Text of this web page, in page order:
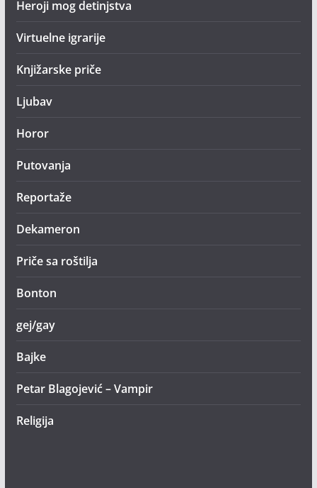
Heroji mog detinjstva
Virtuelne igrarije
Knjižarske priče
Ljubav
Horor
Putovanja
Reportaže
Dekameron
Priče sa roštilja
Bonton
gej/gay
Bajke
Petar Blagojević – Vampir
Religija